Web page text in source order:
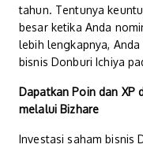
tahun. Tentunya
besar ketika Anda
lebih lengkapnya,
bisnis Donburi Ichiya
Dapatkan Poin dan XP
melalui Bizhare
Investasi saham bisnis